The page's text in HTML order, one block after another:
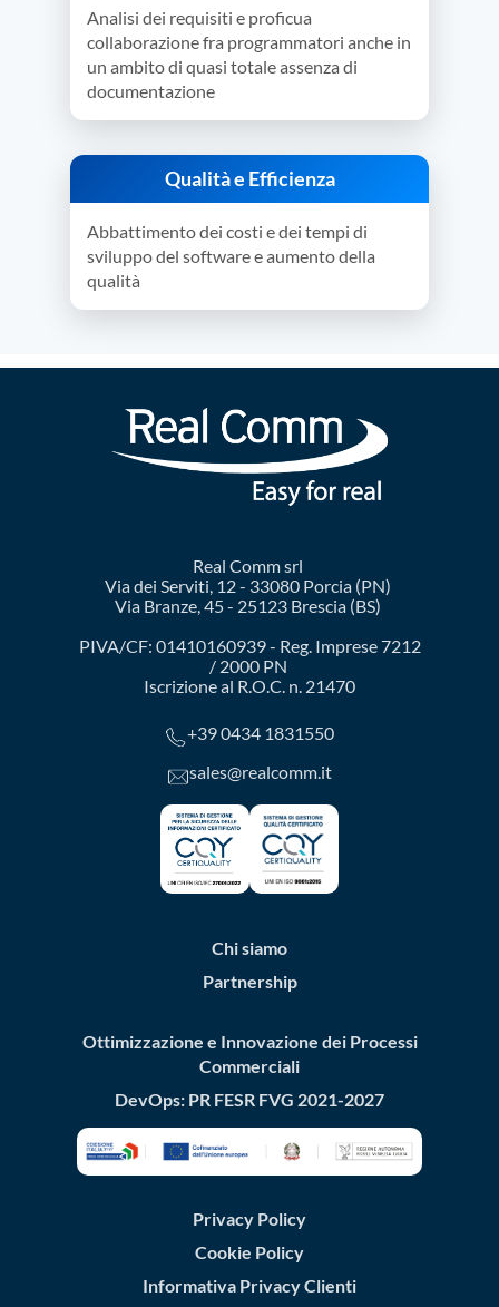
Analisi dei requisiti e proficua
collaborazione fra programmatori anche in
un ambito di quasi totale assenza di
documentazione
Qualità e Efficienza
Abbattimento dei costi e dei tempi di
sviluppo del software e aumento della
qualità
Real Comm srl
Via dei Serviti, 12 - 33080 Porcia (PN)
Via Branze, 45 - 25123 Brescia (BS)
PIVA/CF: 01410160939 - Reg. Imprese 7212
/ 2000 PN
Iscrizione al R.O.C. n. 21470
+39 0434 1831550
sales@realcomm.it
Chi siamo
Partnership
Ottimizzazione e Innovazione dei Processi
Commerciali
DevOps: PR FESR FVG 2021-2027
Privacy Policy
Cookie Policy
Informativa Privacy Clienti